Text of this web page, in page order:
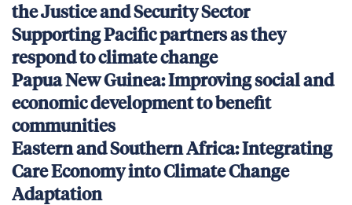
the Justice and Security Sector
Supporting Pacific partners as they
respond to climate change
Papua New Guinea: Improving social and
economic development to benefit
communities
Eastern and Southern Africa: Integrating
Care Economy into Climate Change
Adaptation